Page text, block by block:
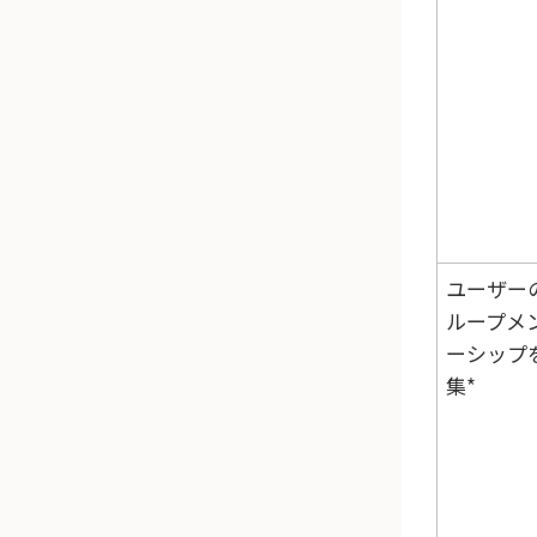
ユーザー
ループメ
ーシップ
集*